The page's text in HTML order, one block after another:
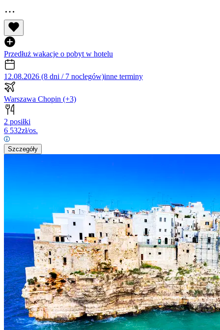
Przedłuż wakacje o pobyt w hotelu
12.08.2026 (8 dni / 7 noclegów)inne terminy
Warszawa Chopin (+3)
2 posiłki
6 532zł/os.
Szczegóły